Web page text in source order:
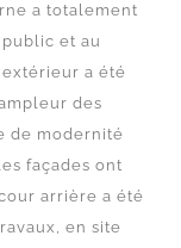
a totalement
et au
a été
des
de modernité
façades ont
arrière a été
en site